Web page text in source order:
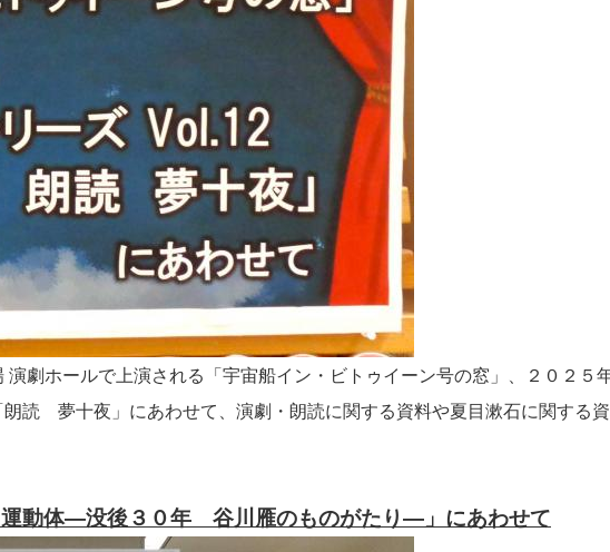
劇ホールで上演される「宇宙船イン・ビトゥイーン号の窓」、２０２５
読 夢十夜」にあわせて、演劇・朗読に関する資料や夏目漱石に関する資
動体―没後３０年 谷川雁のものがたり―」にあわせて